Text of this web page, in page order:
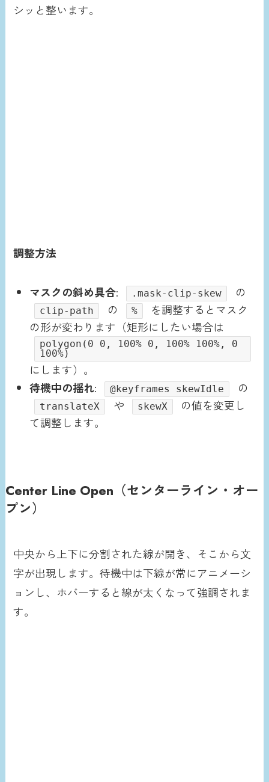
シッと整います。
調整方法
マスクの斜め具合: .mask-clip-skew の
clip-path の %
を調整するとマスク
の形が変わります（矩形にしたい場合は
polygon(0 0, 100% 0, 100% 100%, 0
100%)
にします）。
待機中の揺れ: @keyframes skewIdle の
translateX や skewX
の値を変更し
て調整します。
Center Line Open（センターライン・オー
プン）
中央から上下に分割された線が開き、そこから文
字が出現します。待機中は下線が常にアニメーシ
ョンし、ホバーすると線が太くなって強調されま
す。